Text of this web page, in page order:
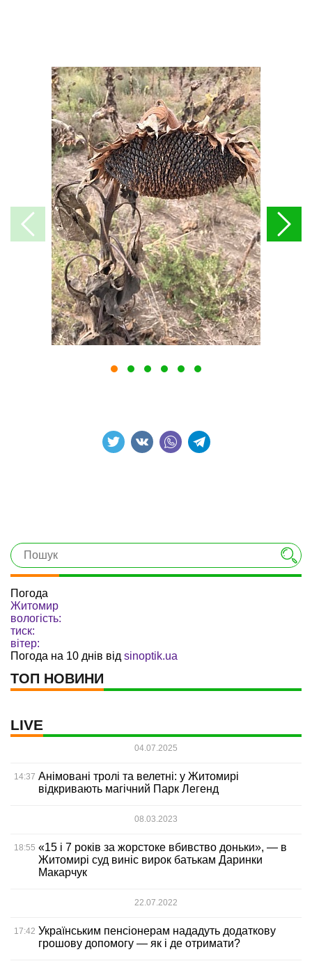
Погода
Житомир
вологість:
тиск:
вітер:
Погода на 10 днів від sinoptik.ua
ТОП НОВИНИ
LIVE
04.07.2025
14:37 Анімовані тролі та велетні: у Житомирі
відкривають магічний Парк Легенд
08.03.2023
18:55 «15 і 7 років за жорстоке вбивство доньки», — в
Житомирі суд виніс вирок батькам Даринки
Макарчук
22.07.2022
17:42 Українським пенсіонерам нададуть додаткову
грошову допомогу — як і де отримати?